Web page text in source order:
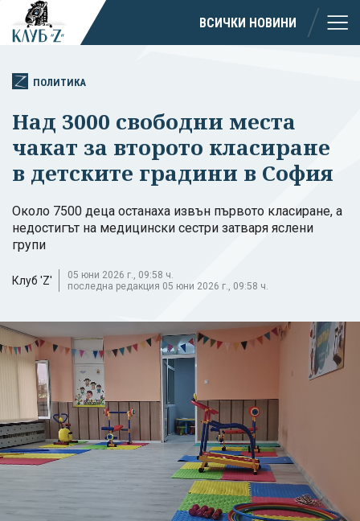
ВСИЧКИ НОВИНИ
ПОЛИТИКА
Над 3000 свободни места
чакат за второто класиране
в детските градини в София
Около 7500 деца останаха извън първото класиране, а
недостигът на медицински сестри затваря яслени
групи
Клуб 'Z'
05 юни 2026 г., 09:58 ч.
последна редакция 05 юни 2026 г., 09:58 ч.